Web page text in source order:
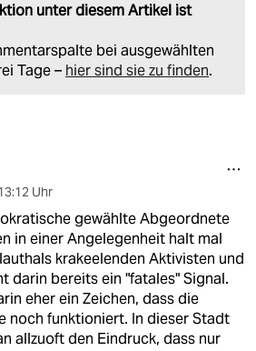
unter diesem Artikel ist
bei ausgewählten
Tage – hier sind sie zu finden.
Uhr
gewählte Abgeordnete
in einer Angelegenheit halt mal
krakeelenden Aktivisten und
darin bereits ein "fatales" Signal.
eher ein Zeichen, dass die
noch funktioniert. In dieser Stadt
allzuoft den Eindruck, dass nur